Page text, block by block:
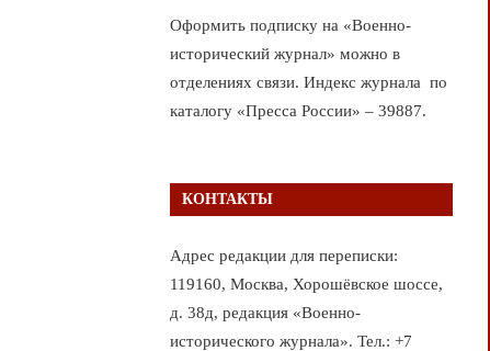
Оформить подписку на «Военно-
исторический журнал» можно в
отделениях связи. Индекс журнала по
каталогу «Пресса России» – 39887.
КОНТАКТЫ
Адрес редакции для переписки:
119160, Москва, Хорошёвское шоссе,
д. 38д, редакция «Военно-
исторического журнала». Тел.: +7